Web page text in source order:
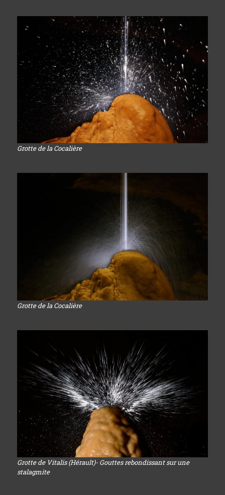
Grotte de la Cocalière
Grotte de la Cocalière
Grotte de Vitalis (Hérault)- Gouttes rebondissant sur une
stalagmite